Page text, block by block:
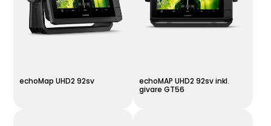
echoMap UHD2 92sv
echoMAP UHD2 92sv inkl.
givare GT56